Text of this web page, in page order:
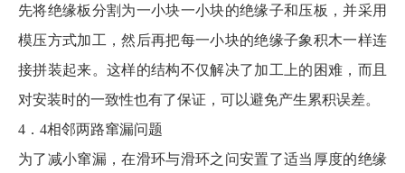
先将绝缘板分割为一小块一小块的绝缘子和压板，并采用
模压方式加工，然后再把每一小块的绝缘子象积木一样连
接拼装起来。这样的结构不仅解决了加工上的困难，而且
对安装时的一致性也有了保证，可以避免产生累积误差。
4．4相邻两路窜漏问题
为了减小窜漏，在滑环与滑环之问安置了适当厚度的绝缘